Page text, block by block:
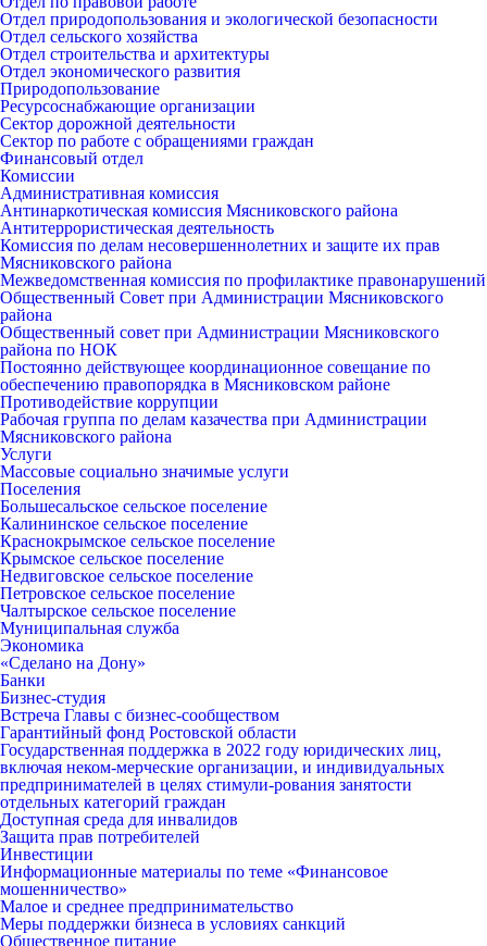
Отдел природопользования и экологической безопасности
Отдел сельского хозяйства
Отдел строительства и архитектуры
Отдел экономического развития
Природопользование
Ресурсоснабжающие организации
Сектор дорожной деятельности
Сектор по работе с обращениями граждан
Финансовый отдел
Комиссии
Административная комиссия
Антинаркотическая комиссия Мясниковского района
Антитеррористическая деятельность
Комиссия по делам несовершеннолетних и защите их прав
Мясниковского района
Межведомственная комиссия по профилактике правонарушений
Общественный Совет при Администрации Мясниковского
района
Общественный совет при Администрации Мясниковского
района по НОК
Постоянно действующее координационное совещание по
обеспечению правопорядка в Мясниковском районе
Противодействие коррупции
Рабочая группа по делам казачества при Администрации
Мясниковского района
Услуги
Массовые социально значимые услуги
Поселения
Большесальское сельское поселение
Калининское сельское поселение
Краснокрымское сельское поселение
Крымское сельское поселение
Недвиговское сельское поселение
Петровское сельское поселение
Чалтырское сельское поселение
Муниципальная служба
Экономика
«Сделано на Дону»
Банки
Бизнес-студия
Встреча Главы с бизнес-сообществом
Гарантийный фонд Ростовской области
Государственная поддержка в 2022 году юридических лиц,
включая неком-мерческие организации, и индивидуальных
предпринимателей в целях стимули-рования занятости
отдельных категорий граждан
Доступная среда для инвалидов
Защита прав потребителей
Инвестиции
Информационные материалы по теме «Финансовое
мошенничество»
Малое и среднее предпринимательство
Меры поддержки бизнеса в условиях санкций
Общественное питание